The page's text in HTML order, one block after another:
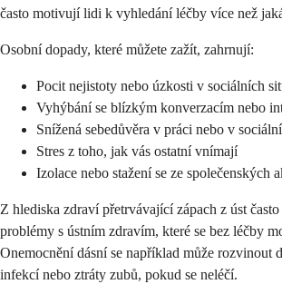
často motivují lidi k vyhledání léčby více než
Osobní dopady, které můžete zažít, zahrnují:
Pocit nejistoty nebo úzkosti v sociálních
Vyhýbání se blízkým konverzacím nebo
Snížená sebedůvěra v práci nebo v
Stres z toho, jak vás ostatní vnímají
Izolace nebo stažení se ze společenských
Z hlediska zdraví přetrvávající zápach z úst
problémy s ústním zdravím, které se bez léčby
Onemocnění dásní se například může rozvinout
infekcí nebo ztráty zubů, pokud se neléčí.